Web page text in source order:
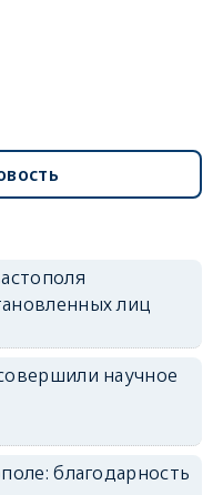
лиц
научное
благодарность